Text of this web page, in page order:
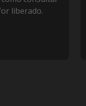
liberado.